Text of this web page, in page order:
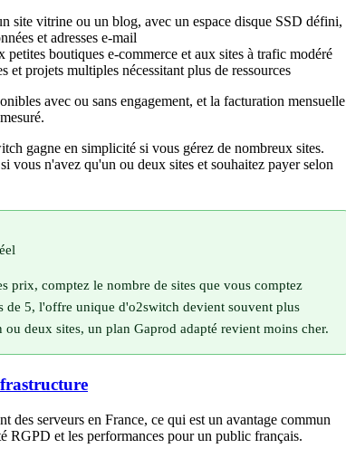
site vitrine ou un blog, avec un espace disque SSD défini,
et adresses e-mail
petites boutiques e-commerce et aux sites à trafic modéré
et projets multiples nécessitant plus de ressources
avec ou sans engagement, et la facturation mensuelle
gagne en simplicité si vous gérez de nombreux sites.
vous n'avez qu'un ou deux sites et souhaitez payer selon
prix, comptez le nombre de sites que vous comptez
de 5, l'offre unique d'o2switch devient souvent plus
ou deux sites, un plan Gaprod adapté revient moins cher.
des serveurs en France, ce qui est un avantage commun
RGPD et les performances pour un public français.